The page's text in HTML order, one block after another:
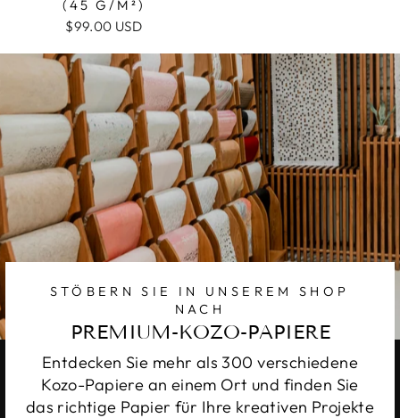
45 G/M²)
$99.00 USD
STÖBERN SIE IN UNSEREM SHOP
NACH
PREMIUM-KOZO-PAPIERE
Entdecken Sie mehr als 300 verschiedene
Kozo-Papiere an einem Ort und finden Sie
das richtige Papier für Ihre kreativen Projekte